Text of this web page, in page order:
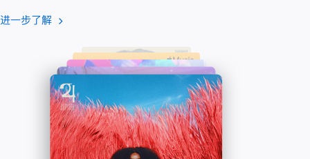
注
进一步了解 进
了
解
-
Apple
Music
(在
口
中
打
开)